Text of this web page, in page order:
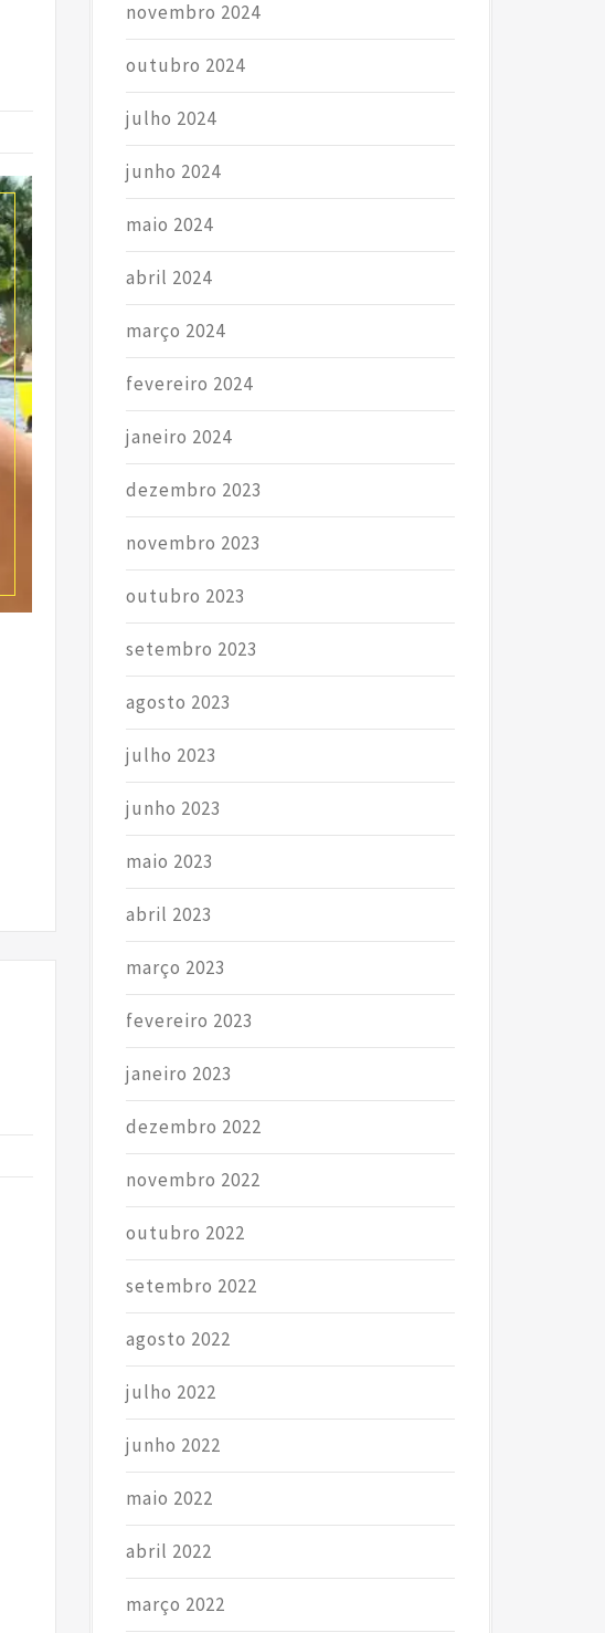
novembro 2024
outubro 2024
julho 2024
junho 2024
maio 2024
abril 2024
março 2024
fevereiro 2024
janeiro 2024
dezembro 2023
novembro 2023
outubro 2023
setembro 2023
agosto 2023
julho 2023
junho 2023
maio 2023
abril 2023
março 2023
fevereiro 2023
janeiro 2023
dezembro 2022
novembro 2022
outubro 2022
setembro 2022
agosto 2022
julho 2022
junho 2022
maio 2022
abril 2022
março 2022